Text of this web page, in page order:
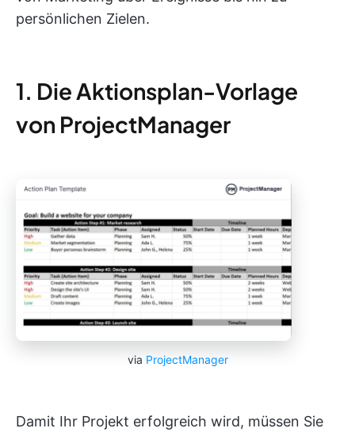
persönlichen Zielen.
1. Die Aktionsplan-Vorlage
von ProjectManager
via ProjectManager
Damit Ihr Projekt erfolgreich wird, müssen Sie